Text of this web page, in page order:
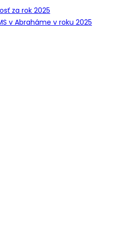
za rok 2025
v Abraháme v roku 2025